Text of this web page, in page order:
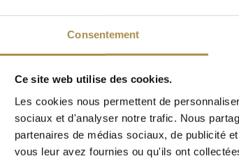
Consentement
Ce site web utilise des cookies.
Les cookies nous permettent de
sociaux et d'analyser notre trafic. Nous
partenaires de médias sociaux, de publicité
vous leur avez fournies ou qu'ils ont